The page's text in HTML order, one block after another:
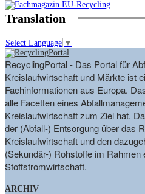
Translation
Select Language ▼
RecyclingPortal - Das Portal für
Kreislaufwirtschaft und Märkte ist
Fachinformationen aus Europa.
alle Facetten eines
Kreislaufwirtschaft zum Ziel hat.
der (Abfall-) Entsorgung über das
Kreislaufwirtschaft und den
(Sekundär-) Rohstoffe im
Stoffstromwirtschaft.
ARCHIV